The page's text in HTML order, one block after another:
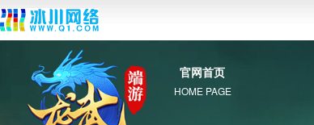
官网首页
HOME PAGE